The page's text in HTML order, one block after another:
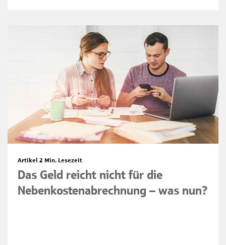
Artikel 2 Min. Lesezeit
Das Geld reicht nicht für die
Nebenkostenabrechnung – was nun?